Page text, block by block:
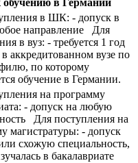
в ШК: - допуск в
направление Для
в вуз: - требуется 1 год
аккредитованном вузе по
по которому
обучение в Германии.
на программу
- допуск на любую
Для поступления на
магистратуры: - допуск
схожую специальность,
в бакалавриате